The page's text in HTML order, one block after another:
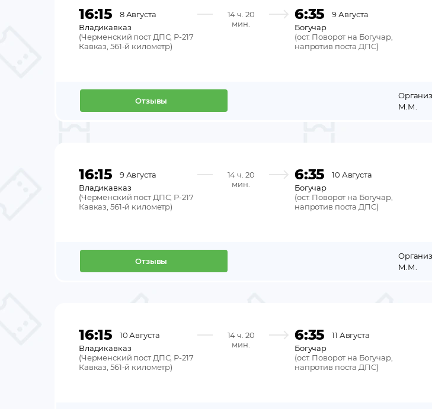
16:15
8 Августа
Владикавказ
(Черменский пост ДПС, Р-217
Кавказ, 561-й километр)
14 ч. 20
мин.
6:35
9 Августа
Богучар
(ост. Поворот на Богучар,
напротив поста ДПС)
Отзывы
М.М.
16:15
9 Августа
Владикавказ
(Черменский пост ДПС, Р-217
Кавказ, 561-й километр)
14 ч. 20
мин.
6:35
10 Августа
Богучар
(ост. Поворот на Богучар,
напротив поста ДПС)
Отзывы
М.М.
16:15
10 Августа
Владикавказ
(Черменский пост ДПС, Р-217
Кавказ, 561-й километр)
14 ч. 20
мин.
6:35
11 Августа
Богучар
(ост. Поворот на Богучар,
напротив поста ДПС)